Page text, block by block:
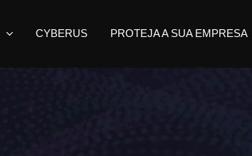
CYBERUS PROTEJA A SUA EMPRESA